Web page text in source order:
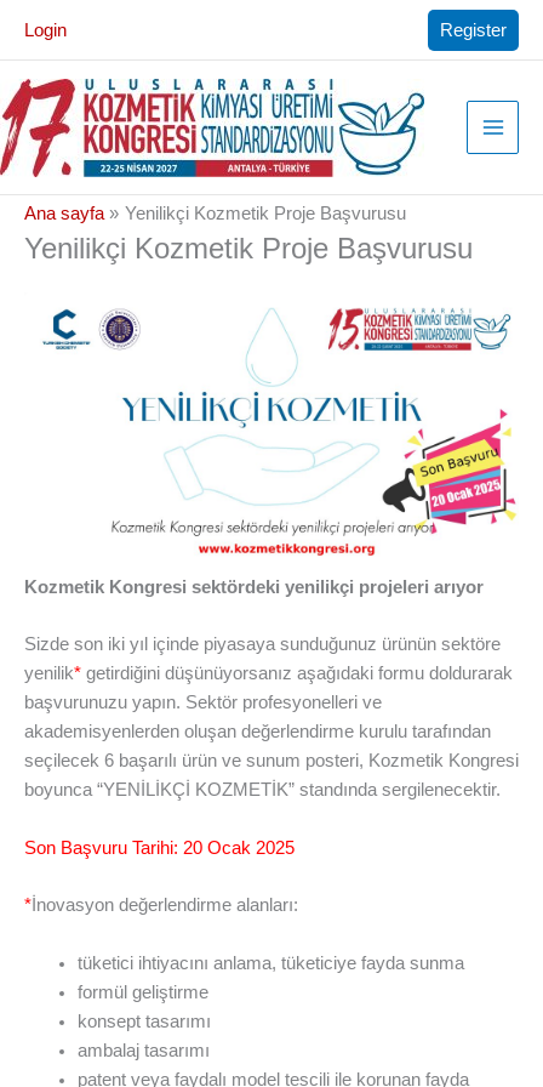
atla
Login Register
Ana sayfa Yenilikçi Kozmetik Proje Başvurusu
Yenilikçi Kozmetik Proje Başvurusu
Kozmetik Kongresi sektördeki yenilikçi projeleri arıyor
Sizde son iki yıl içinde piyasaya sunduğunuz ürünün sektöre
yenilik* getirdiğini düşünüyorsanız aşağıdaki formu doldurarak
başvurunuzu yapın. Sektör profesyonelleri ve
akademisyenlerden oluşan değerlendirme kurulu tarafından
seçilecek 6 başarılı ürün ve sunum posteri, Kozmetik Kongresi
boyunca “YENİLİKÇİ KOZMETİK” standında sergilenecektir.
Son Başvuru Tarihi: 20 Ocak 2025
* İnovasyon değerlendirme alanları:
tüketici ihtiyacını anlama, tüketiciye fayda sunma
formül geliştirme
konsept tasarımı
ambalaj tasarımı
patent veya faydalı model tescili ile korunan fayda